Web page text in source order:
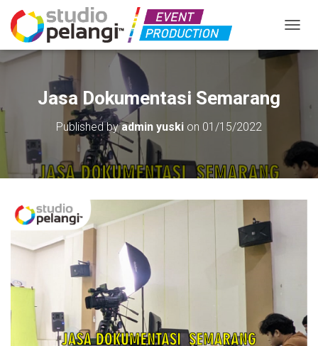
Jasa Dokumentasi Semarang
Published byadmin yuski on 01/15/2022